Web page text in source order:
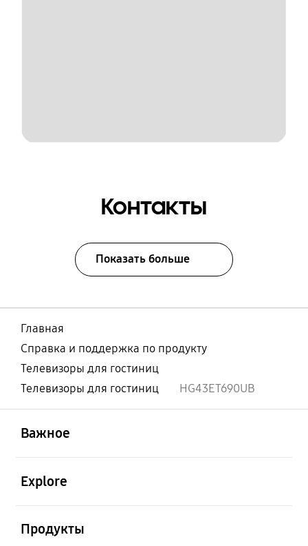
Контакты
Показать больше
Главная
Справка и поддержка по продукту
Телевизоры для гостиниц
Телевизоры для гостиниц
HG43ET690UB
Важное
Explore
Продукты